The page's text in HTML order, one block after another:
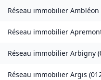
Réseau immobilier Ambléon
Réseau immobilier
Réseau immobilier Arbigny (
Réseau immobilier Argis (